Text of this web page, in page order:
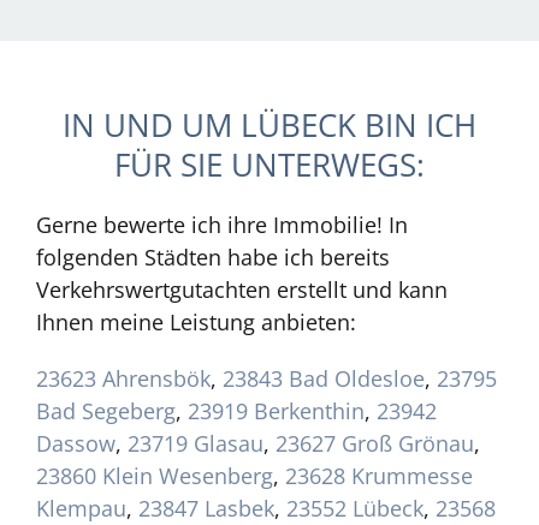
IN UND UM LÜBECK BIN ICH
FÜR SIE UNTERWEGS:
Gerne bewerte ich ihre Immobilie! In
folgenden Städten habe ich bereits
Verkehrswertgutachten erstellt und kann
Ihnen meine Leistung anbieten:
23623 Ahrensbök, 23843 Bad Oldesloe, 23795
Bad Segeberg, 23919 Berkenthin, 23942
Dassow, 23719 Glasau, 23627 Groß Grönau,
23860 Klein Wesenberg, 23628 Krummesse
Klempau, 23847 Lasbek, 23552 Lübeck, 23568